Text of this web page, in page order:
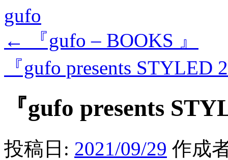
gufo
←
『gufo – BOOKS 』
『gufo presents STYLED
『gufo presents
投稿日: 2021/09/29 作成